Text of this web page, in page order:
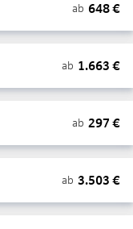
ab 648€
ab 1.663 €
ab 297 €
ab 3.503 €